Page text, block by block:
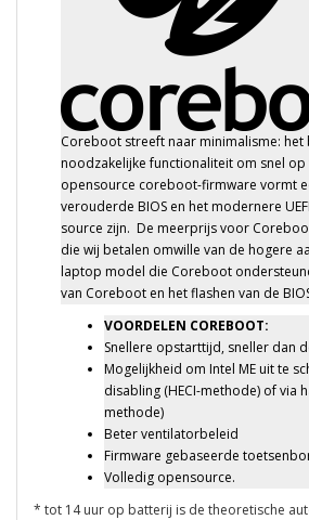
Coreboot streeft naar minimalisme: het
noodzakelijke functionaliteit om snel op
opensource coreboot-firmware vormt
verouderde BIOS en het modernere
source zijn. De meerprijs voor
die wij betalen omwille van de hogere
laptop model die Coreboot
van Coreboot en het flashen van de
VOORDELEN COREBOOT:
Snellere opstarttijd, sneller dan
Mogelijkheid om Intel ME uit te
disabling (HECI-methode) of via
methode)
Beter ventilatorbeleid
Firmware gebaseerde
Volledig opensource.
* tot 14 uur op batterij is de theoretische